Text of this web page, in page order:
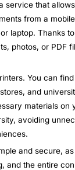
service that
from a
laptop. Thanks
photos, or PDF
You can
and
materials on
avoiding
and secure,
and the entire